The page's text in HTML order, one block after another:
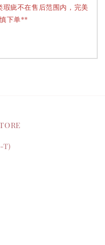
疵不在售后范围内，完美
下单**
T)